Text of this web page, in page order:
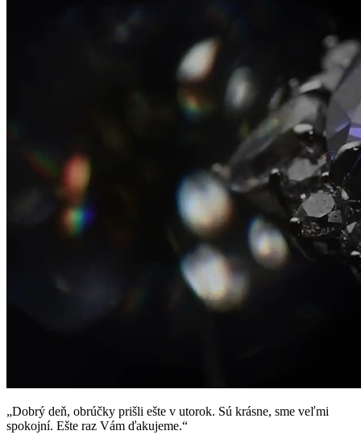
„Dobrý deň, obrúčky prišli ešte v utorok. Sú krásne, sme veľmi
spokojní. Ešte raz Vám ďakujeme.“